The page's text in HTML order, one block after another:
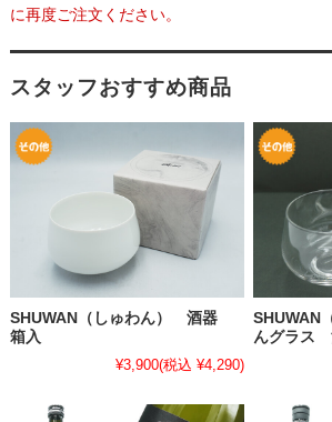
に再度ご注文ください。
スタッフおすすめ商品
SHUWAN（しゅわん） 酒器
箱入
¥3,900(税込 ¥4,290)
SHUWAN
んグラス